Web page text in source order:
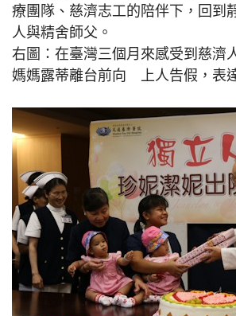
療團隊、慈濟志工的陪伴下，回
人與精舍師父。
右圖：在臺灣三個月來感受到慈濟
媽媽露蒂離台前向 上人告假，表